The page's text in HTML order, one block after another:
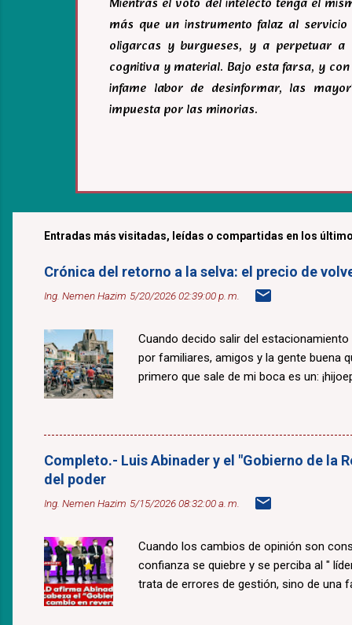
más que un instrumento falaz al
oligarcas y burgueses, y a perpetuar
cognitiva y material. Bajo esta farsa, y
infame labor de desinformar, las
impuesta por las minorias.
Entradas más visitadas, leídas o compartidas en los
Crónica del retorno a la selva: el precio de
Ing. Nemen Hazim 5/20/2026 02:39:00 p. m.
Cuando decido salir del
por familiares, amigos y la gente buena
primero que sale de mi boca es un:
Completo.- Luis Abinader y el "Gobierno de la
del poder
Ing. Nemen Hazim 5/15/2026 08:32:00 a. m.
Cuando los cambios de opinión son
confianza se quiebre y se perciba al "
trata de errores de gestión, sino de una